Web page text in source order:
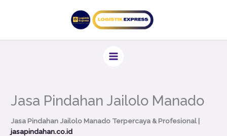
Jasa Pindahan Jailolo Manado
Jasa Pindahan Jailolo Manado Terpercaya & Profesional |
jasapindahan.co.id